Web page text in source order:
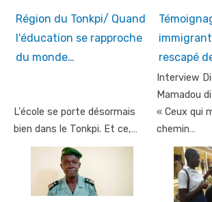
Région du Tonkpi/ Quand
l'éducation se rapproche
du monde…
L'école se porte désormais
bien dans le Tonkpi. Et ce,…
rescapé
Interview
Mamadou
« Ceux qui
chemin…